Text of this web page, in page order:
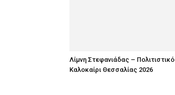
Λίμνη Στεφανιάδας – Πολιτιστικό
Καλοκαίρι Θεσσαλίας 2026